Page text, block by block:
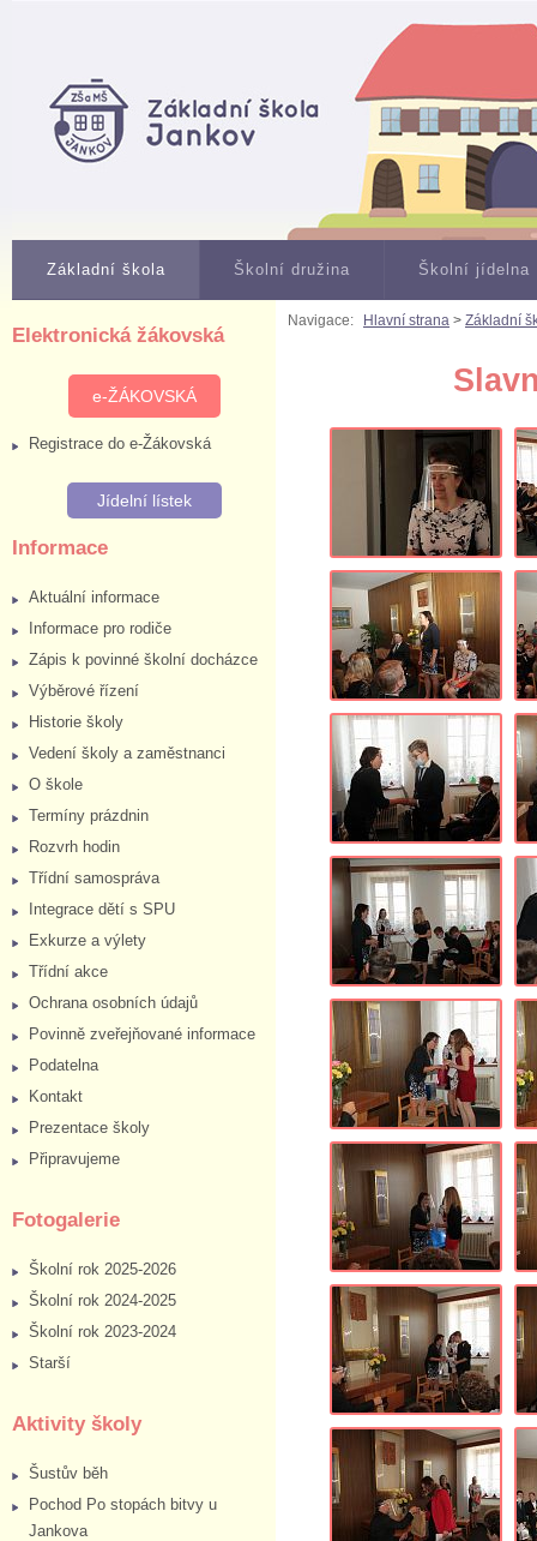
Základní škola Školní družina Školní jídelna
Elektronická žákovská
e-ŽÁKOVSKÁ
Registrace do e-Žákovská
Jídelní lístek
Informace
Aktuální informace
Informace pro rodiče
Zápis k povinné školní docházce
Výběrové řízení
Historie školy
Vedení školy a zaměstnanci
O škole
Termíny prázdnin
Rozvrh hodin
Třídní samospráva
Integrace dětí s SPU
Exkurze a výlety
Třídní akce
Ochrana osobních údajů
Povinně zveřejňované informace
Podatelna
Kontakt
Prezentace školy
Připravujeme
Fotogalerie
Školní rok 2025-2026
Školní rok 2024-2025
Školní rok 2023-2024
Starší
Aktivity školy
Šustův běh
Pochod Po stopách bitvy u
Jankova
Navigace: Hlavní strana > Základní